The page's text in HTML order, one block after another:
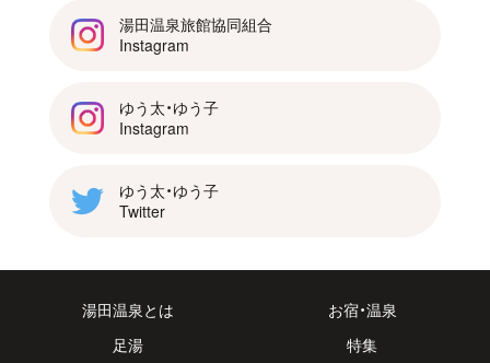
湯田温泉旅館協同組合
Instagram
ゆう太・ゆう子
Instagram
ゆう太・ゆう子
Twitter
湯田温泉とは
お宿・温泉
足湯
特集